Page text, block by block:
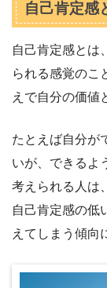
自己肯定感
自己肯定感とは
られる感覚のこ
えで自分の価値
たとえば自分が
いが、できるよ
考えられる人は
自己肯定感の低
えてしまう傾向